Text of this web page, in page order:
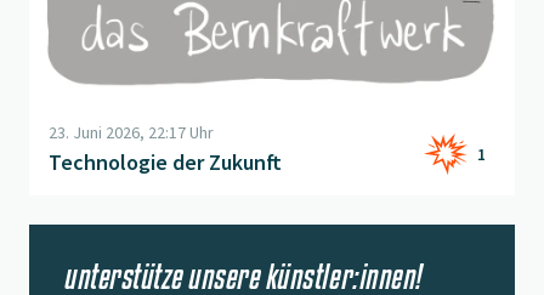
23. Juni 2026, 22:17 Uhr
Technologie der Zukunft 1
unterstütze unsere künstler:innen!